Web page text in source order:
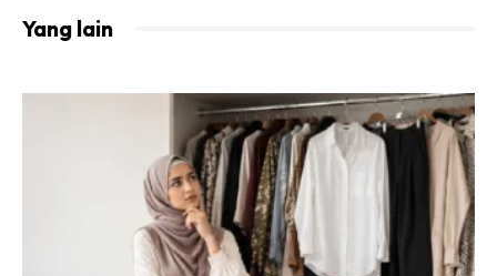
dia akan mendapat pahala satu sedekah untuk setiap hari.
“Kemudian aku mendengar baginda berkata, ‘Sesiapa yang
memberi masa kepada orang yang berhutang yang
kesempitan, dia akan mendapat dua pahala sedekah untuk
Yang lain